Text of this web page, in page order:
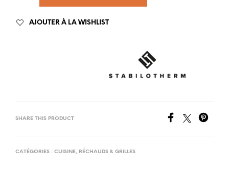
AJOUTER À LA WISHLIST
SHARE THIS PRODUCT
CATÉGORIES : CUISINE, RÉCHAUDS & GRILLES